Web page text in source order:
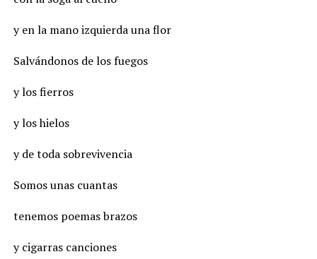
y en la mano izquierda una flor
Salvándonos de los fuegos
y los fierros
y los hielos
y de toda sobrevivencia
Somos unas cuantas
tenemos poemas brazos
y cigarras canciones